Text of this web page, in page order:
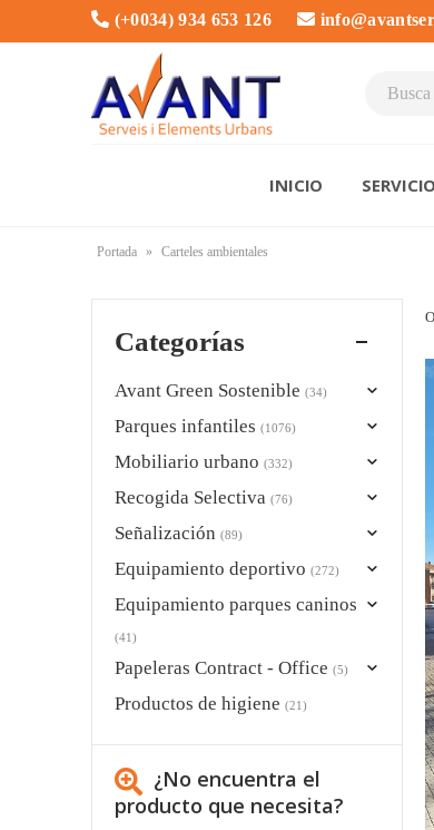
(+0034) 934 653 126
INICIO
Portada » Carteles ambientales
Categorías
Avant Green Sostenible (34)
Parques infantiles (1076)
Mobiliario urbano (332)
Recogida Selectiva (76)
Señalización (89)
Equipamiento deportivo (272)
Equipamiento parques caninos
(41)
Papeleras Contract - Office (5)
Productos de higiene (21)
¿No encuentra el
producto que necesita?